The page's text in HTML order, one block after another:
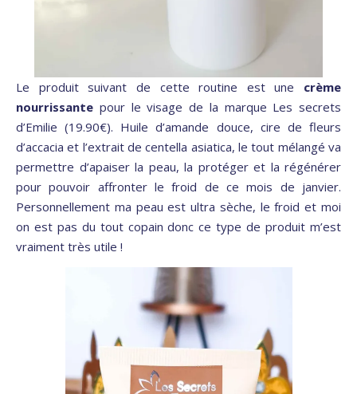
Le produit suivant de cette routine est une crème
nourrissante pour le visage de la marque Les secrets
d’Emilie (19.90€). Huile d’amande douce, cire de fleurs
d’accacia et l’extrait de centella asiatica, le tout mélangé va
permettre d’apaiser la peau, la protéger et la régénérer
pour pouvoir affronter le froid de ce mois de janvier.
Personnellement ma peau est ultra sèche, le froid et moi
on est pas du tout copain donc ce type de produit m’est
vraiment très utile !